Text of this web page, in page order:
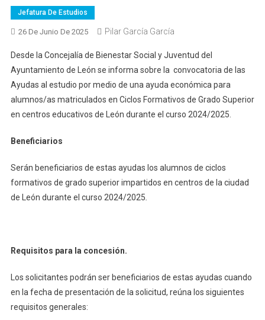
Jefatura De Estudios
26 De Junio De 2025 Pilar García García
Desde la Concejalía de Bienestar Social y Juventud del
Ayuntamiento de León se informa sobre la convocatoria de las
Ayudas al estudio por medio de una ayuda económica para
alumnos/as matriculados en Ciclos Formativos de Grado Superior
en centros educativos de León durante el curso 2024/2025.
Beneficiarios
Serán beneficiarios de estas ayudas los alumnos de ciclos
formativos de grado superior impartidos en centros de la ciudad
de León durante el curso 2024/2025
Requisitos para la concesión.
Los solicitantes podrán ser beneficiarios de estas ayudas cuando
en la fecha de presentación de la solicitud, reúna los siguientes
requisitos generales: